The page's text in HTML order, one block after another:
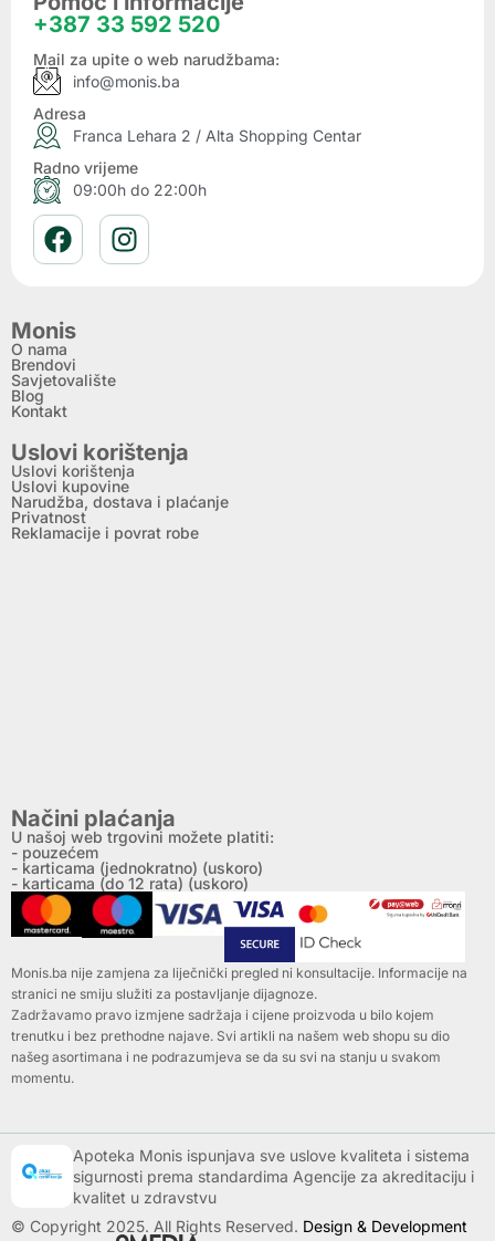
+387 33 592 520
Mail za upite o web narudžbama:
info@monis.ba
Adresa
Franca Lehara 2 / Alta Shopping Centar
Radno vrijeme
09:00h do 22:00h
Monis
O nama
Brendovi
Savjetovalište
Blog
Kontakt
Uslovi korištenja
Uslovi korištenja
Uslovi kupovine
Narudžba, dostava i plaćanje
Privatnost
Reklamacije i povrat robe
Načini plaćanja
U našoj web trgovini možete platiti:
- pouzećem
- karticama (jednokratno) (uskoro)
- karticama (do 12 rata) (uskoro)
Monis.ba nije zamjena za liječnički pregled ni konsultacije. Informacije na
stranici ne smiju služiti za postavljanje dijagnoze.
Zadržavamo pravo izmjene sadržaja i cijene proizvoda u bilo kojem
trenutku i bez prethodne najave. Svi artikli na našem web shopu su dio
našeg asortimana i ne podrazumjeva se da su svi na stanju u svakom
momentu.
Apoteka Monis ispunjava sve uslove kvaliteta i sistema
sigurnosti prema standardima Agencije za akreditaciju i
kvalitet u zdravstvu
© Copyright 2025. All Rights Reserved. Design & Development